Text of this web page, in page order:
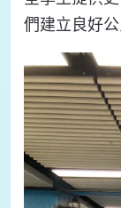
們建立 良好